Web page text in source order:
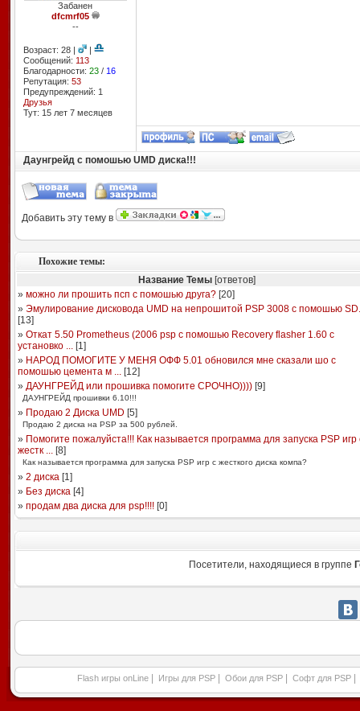
Забанен
dfcmrf05
--
Возраст: 28 |
|
Сообщений: 113
Благодарности: 23/ 16
Репутация: 53
Предупреждений: 1
Друзья
Тут: 15 лет 7 месяцев
Даунгрейд с помошью UMD диска!!!
Добавить эту тему в
Похожие темы:
Название Темы [ответов]
» можно ли прошить псп с помошью друга?[20]
» Эмулирование дисковода UMD на непрошитой PSP 3008 с помошью SD.
[13]
» Откат 5.50 Prometheus (2006 psp с помошью Recovery flasher 1.60 с
установко ...[1]
» НАРОД ПОМОГИТЕ У МЕНЯ ОФФ 5.01 обновился мне сказали шо с
помошью цемента м ...[12]
» ДАУНГРЕЙД или прошивка помогите СРОЧНО))))[9]
ДАУНГРЕЙД прошивки 6.10!!!
» Продаю 2 Диска UMD [5]
Продаю 2 диска на PSP за 500 рублей.
» Помогите пожалуйста!!! Как называется программа для запуска PSP игр
жестк ...[8]
Как называется программа для запуска PSP игр с жесткого диска компа?
» 2 диска[1]
» Без диска[4]
» продам два диска для psp!!!![0]
Посетители, находящиеся в группе
Flash игры onLine Игры для PSP Обои для PSP Софт для PSP